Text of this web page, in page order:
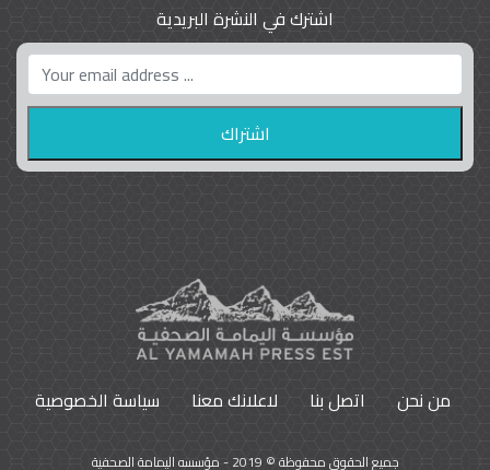
واشنطن بوست واللوبي المزدوج
9788
اشترك في النشرة البريدية
من نحن اتصل بنا لاعلانك معنا سياسة الخصوصية
جميع الحقوق محفوظة © 2019 - مؤسسه اليمامة الصحفية